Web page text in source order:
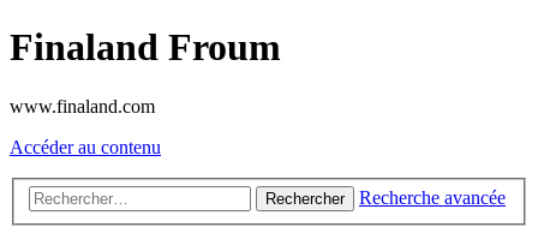
Finaland Froum
www.finaland.com
Accéder au contenu
Rechercher Recherche avancée